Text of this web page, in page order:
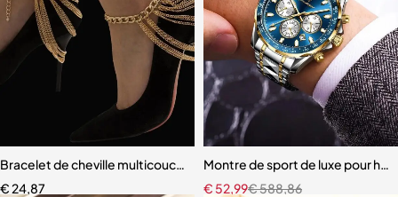
Bracelet de cheville multicouche pour femme
€24,87
Montre de sport de luxe pour
€588,86
€ 52,99